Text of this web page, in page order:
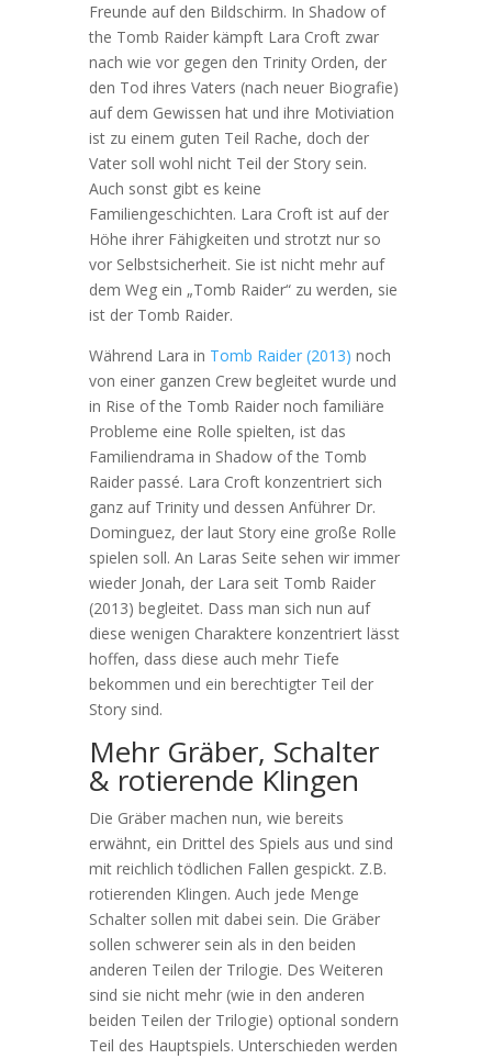
Freunde auf den Bildschirm. In Shadow of
the Tomb Raider kämpft Lara Croft zwar
nach wie vor gegen den Trinity Orden, der
den Tod ihres Vaters (nach neuer Biografie)
auf dem Gewissen hat und ihre Motiviation
ist zu einem guten Teil Rache, doch der
Vater soll wohl nicht Teil der Story sein.
Auch sonst gibt es keine
Familiengeschichten. Lara Croft ist auf der
Höhe ihrer Fähigkeiten und strotzt nur so
vor Selbstsicherheit. Sie ist nicht mehr auf
dem Weg ein „Tomb Raider“ zu werden, sie
ist der Tomb Raider.
Während Lara in Tomb Raider (2013) noch
von einer ganzen Crew begleitet wurde und
in Rise of the Tomb Raider noch familiäre
Probleme eine Rolle spielten, ist das
Familiendrama in Shadow of the Tomb
Raider passé. Lara Croft konzentriert sich
ganz auf Trinity und dessen Anführer Dr.
Dominguez, der laut Story eine große Rolle
spielen soll. An Laras Seite sehen wir immer
wieder Jonah, der Lara seit Tomb Raider
(2013) begleitet. Dass man sich nun auf
diese wenigen Charaktere konzentriert lässt
hoffen, dass diese auch mehr Tiefe
bekommen und ein berechtigter Teil der
Story sind.
Mehr Gräber, Schalter
& rotierende Klingen
Die Gräber machen nun, wie bereits
erwähnt, ein Drittel des Spiels aus und sind
mit reichlich tödlichen Fallen gespickt. Z.B.
rotierenden Klingen. Auch jede Menge
Schalter sollen mit dabei sein. Die Gräber
sollen schwerer sein als in den beiden
anderen Teilen der Trilogie. Des Weiteren
sind sie nicht mehr (wie in den anderen
beiden Teilen der Trilogie) optional sondern
Teil des Hauptspiels. Unterschieden werden